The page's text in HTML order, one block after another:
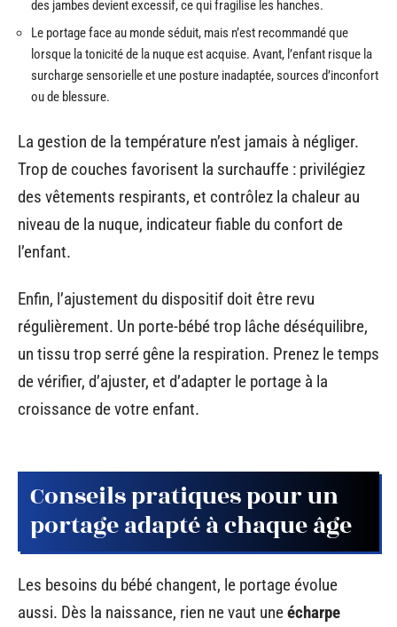
des jambes devient excessif, ce qui fragilise les hanches.
Le portage face au monde séduit, mais n’est recommandé que
lorsque la tonicité de la nuque est acquise. Avant, l’enfant risque la
surcharge sensorielle et une posture inadaptée, sources d’inconfort
ou de blessure.
La gestion de la température n’est jamais à négliger.
Trop de couches favorisent la surchauffe : privilégiez
des vêtements respirants, et contrôlez la chaleur au
niveau de la nuque, indicateur fiable du confort de
l’enfant.
Enfin, l’ajustement du dispositif doit être revu
régulièrement. Un porte-bébé trop lâche déséquilibre,
un tissu trop serré gêne la respiration. Prenez le temps
de vérifier, d’ajuster, et d’adapter le portage à la
croissance de votre enfant.
Conseils pratiques pour un
portage adapté à chaque âge
Les besoins du bébé changent, le portage évolue
aussi. Dès la naissance, rien ne vaut uneécharpe